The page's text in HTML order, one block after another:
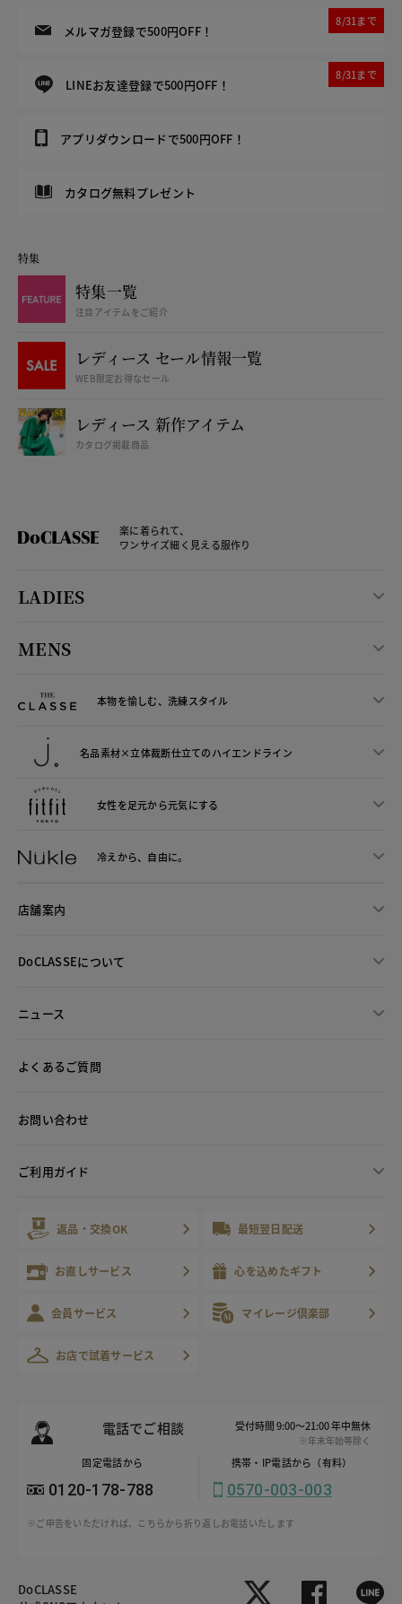
メルマガ登録で500円OFF！
8/31まで
LINEお友達登録で500円OFF！
8/31まで
アプリダウンロードで500円OFF！
カタログ無料プレゼント
特集
特集一覧
注目アイテムをご紹介
レディース セール情報一覧
WEB限定お得なセール
レディース 新作アイテム
カタログ掲載商品
楽に着られて、
ワンサイズ細く見える服作り
LADIES
MENS
本物を愉しむ、洗練スタイル
名品素材×立体裁断仕立てのハイエンドライン
女性を足元から元気にする
冷えから、 自由に。
店舗案内
DoCLASSEについて
ニュース
よくあるご質問
お問い合わせ
ご利用ガイド
返品・交換OK 最短翌日配送
お直しサービス 心を込めたギフト
会員サービス マイレージ倶楽部
お店で試着サービス
電話でご相談 受付時間 9:00～21:00 年中無休
※年末年始等除く
固定電話から
0120-178-788
携帯・IP電話から（有料）
0570-003-003
※ご申告をいただければ、こちらから折り返しお電話いたします
DoCLASSE